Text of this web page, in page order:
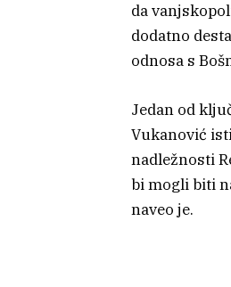
da
dodatno
odnosa s
Jedan od
Vukanović
nadležnosti
bi mogli biti
naveo je.